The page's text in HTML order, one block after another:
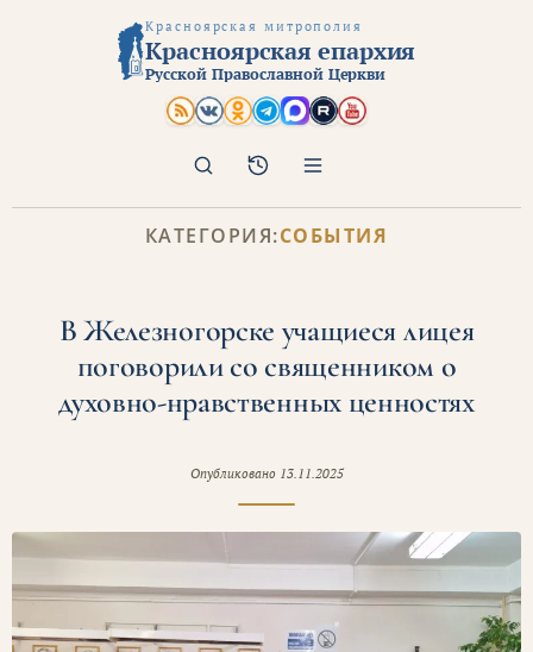
Красноярская митрополия
Красноярская епархия
Русской Православной Церкви
Архив
Поиск
КАТЕГОРИЯ:СОБЫТИЯ
В Железногорске учащиеся лицея
поговорили со священником о
духовно-нравственных ценностях
Опубликовано 13.11.2025